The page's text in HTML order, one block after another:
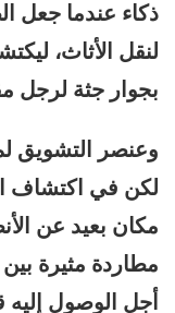
ذكاء عندما جعل
لنقل الأثاث،
بجوار جثة لرجل
وعنصر التشويق
لكن في اكتشاف
مكان بعيد عن
مطاردة مثيرة
أجل الوصول إليه